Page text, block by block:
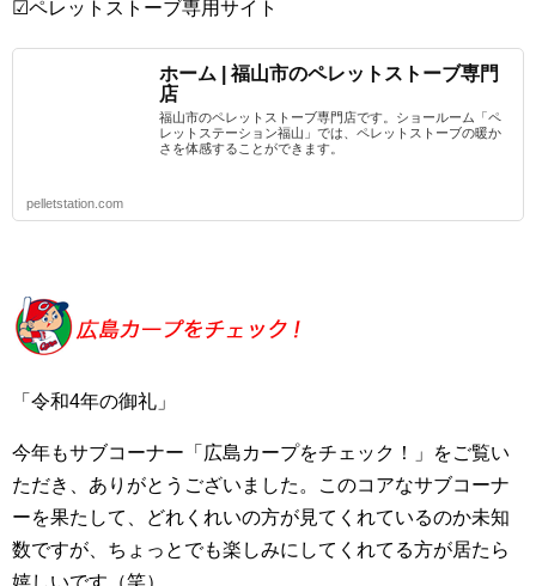
☑ペレットストーブ専用サイト
ホーム | 福山市のペレットストーブ専門
店
福山市のペレットストーブ専門店です。ショールーム「ペ
レットステーション福山」では、ペレットストーブの暖か
さを体感することができます。
pelletstation.com
「令和4年の御礼」
今年もサブコーナー「広島カープをチェック！」をご覧い
ただき、ありがとうございました。このコアなサブコーナ
ーを果たして、どれくれいの方が見てくれているのか未知
数ですが、ちょっとでも楽しみにしてくれてる方が居たら
嬉しいです（笑）